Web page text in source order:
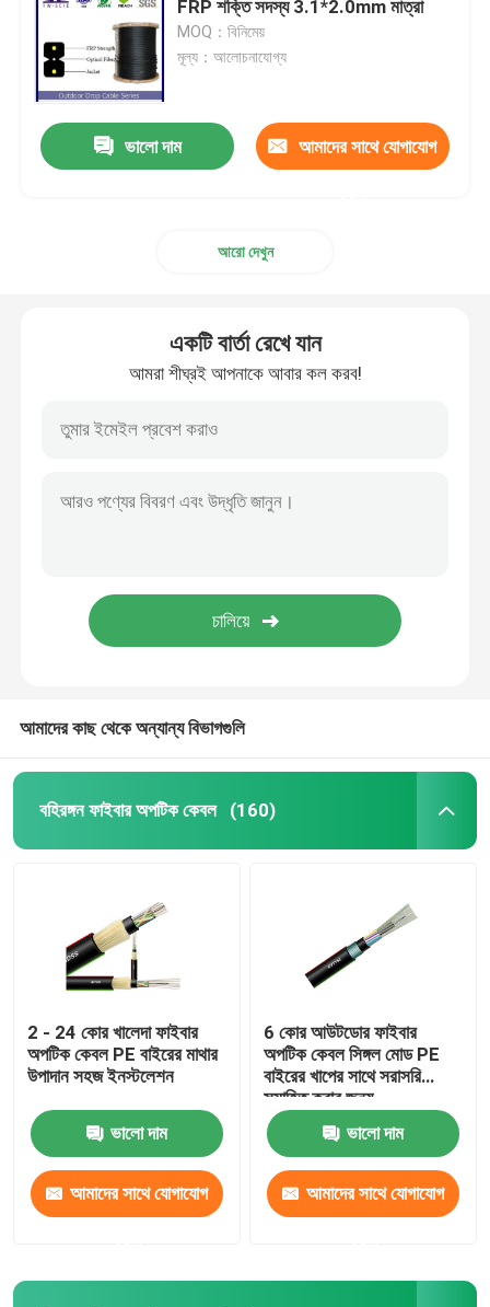
ফাইবার অপটিক বিতরণ বক্স
ফাইবার অপটিক প্যাচ কর্ড
FRP শক্তি সদস্য 3.1*2.0mm মাত্রা
MOQ：বিনিমেয়
মূল্য：আলোচনাযোগ্য
ভালো দাম আমাদের সাথে যোগাযোগ
আরো দেখুন
একটি বার্তা রেখে যান
আমরা শীঘ্রই আপনাকে আবার কল করব!
আমাদের কাছ থেকে অন্যান্য বিভাগগুলি
বহিরঙ্গন ফাইবার অপটিক কেবল (160)
2 - 24 কোর খালেদা ফাইবার
অপটিক কেবল PE বাইরের মাথার
উপাদান সহজ ইনস্টলেশন
ভালো দাম
আমাদের সাথে যোগাযোগ
6 কোর আউটডোর ফাইবার
অপটিক কেবল সিঙ্গল মোড PE
বাইরের খাপের সাথে সরাসরি
সমাহিত করার জন্য
ভালো দাম
আমাদের সাথে যোগাযোগ